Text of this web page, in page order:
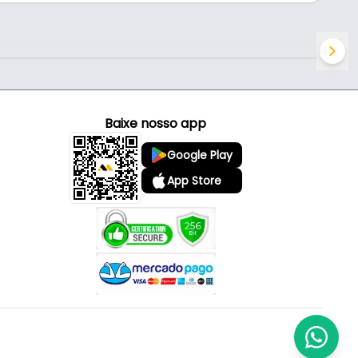
Baixe nosso app
Google Play
App Store